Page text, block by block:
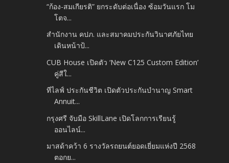
“ก้อง-สมเกียรติ” ยกระดับต่อเนื่อง ซ้อมวันแรก โม
โตจ...
สำนักงาน คปภ. และสมาคมประกันวินาศภัยไทย
เดินหน้าป้...
CUB House เปิดตัว ‘New C125 Custom Edition’
คู่สีใ...
ทีไลฟ์ ประกันชีวิต เปิดตัวประกันบำนาญ Smart
Annuit...
กรุงศรี จับมือ SkillLane เปิดโลกการเรียนรู้
ออนไลน์...
มาสด้าคว้า 6 รางวัลรถยนต์ยอดเยี่ยมแห่งปี 2568
ตอกย...